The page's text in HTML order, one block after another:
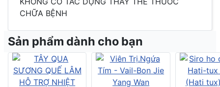
CHỮA BỆNH
Sản phẩm dành cho bạn